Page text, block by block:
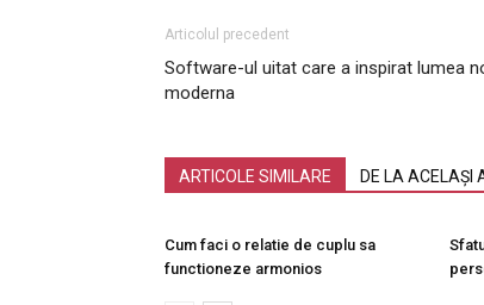
Articolul precedent
Software-ul uitat care a inspirat lumea
moderna
ARTICOLE SIMILARE DE LA ACELAȘI
Cum faci o relatie de cuplu sa
functioneze armonios